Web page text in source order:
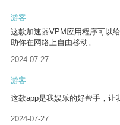
游客
这款加速器VPM应用程序可以
助你在网络上自由移动。
2024-07-27
游客
这款app是我娱乐的好帮手，让
2024-07-27